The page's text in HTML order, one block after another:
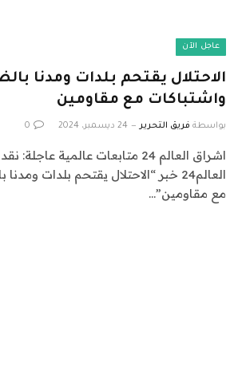
عاجل الآن
الاحتلال يقتحم بلدات ومدنا
واشتباكات مع مقاومين
بواسطة فريق التحرير 24 ديسمبر، 2024 0
اشراق العالم 24 متابعات عالمية
العالم24 خبر “الاحتلال يقتحم بلدات
مع مقاومين”…